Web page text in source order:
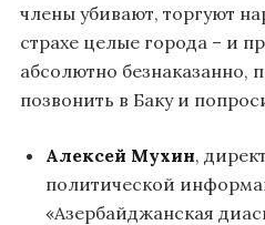
члены убивают, торгуют
страхе целые города – и
абсолютно безнаказанно,
позвонить в Баку и
Алексей Мухин,
политической
«Азербайджанская